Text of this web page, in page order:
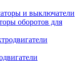
и выключатели
оборотов для